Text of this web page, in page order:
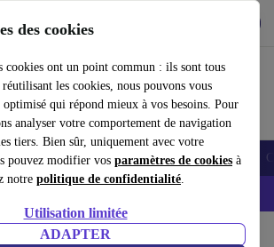
des cookies
cookies ont un point commun : ils sont tous
les cookies, nous pouvons vous
qui répond mieux à vos besoins. Pour
analyser votre comportement de navigation
tiers. Bien sûr, uniquement avec votre
pouvez modifier vos paramètres de cookies à
notre politique de confidentialité.
Utilisation limitée
ADAPTER
et facilement
Tablettes Montres connectées Accessoires
iPhones – Code: IPHONEDEAL -
portables Ordinateurs portables Dell